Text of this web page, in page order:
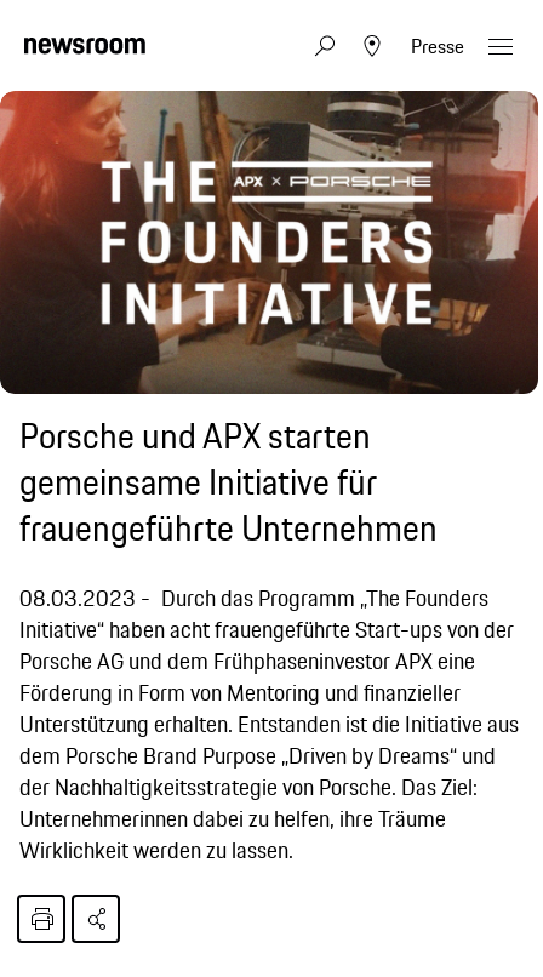
Presse
Porsche und APX starten
gemeinsame Initiative für
frauengeführte Unternehmen
08.03.2023
Durch das Programm „The Founders
Initiative“ haben acht frauengeführte Start-ups von der
Porsche AG und dem Frühphaseninvestor APX eine
Förderung in Form von Mentoring und finanzieller
Unterstützung erhalten. Entstanden ist die Initiative aus
dem Porsche Brand Purpose „Driven by Dreams“ und
der Nachhaltigkeitsstrategie von Porsche. Das Ziel:
Unternehmerinnen dabei zu helfen, ihre Träume
Wirklichkeit werden zu lassen.